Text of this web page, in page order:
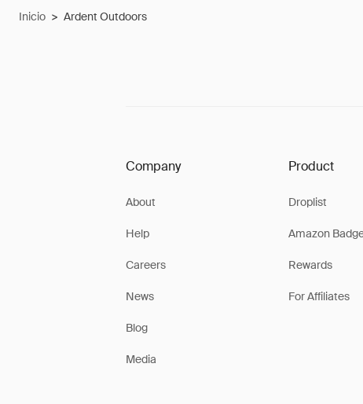
Inicio > Ardent Outdoors
Company
About
Help
Careers
News
Blog
Media
Product
Droplist
Amazon
Rewards
For Affiliates